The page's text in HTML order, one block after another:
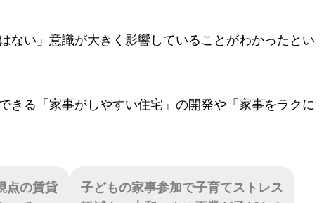
ない」意識が大きく影響していることがわかったとい
きる「家事がしやすい住宅」の開発や「家事をラクに
点の賃貸
子どもの家事参加で子育てストレス